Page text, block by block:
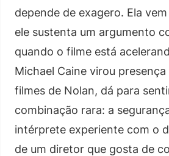
depende de exagero. Ela
ele sustenta um argumento
quando o filme está
Michael Caine virou
filmes de Nolan, dá para
combinação rara: a
intérprete experiente com o
de um diretor que gosta de